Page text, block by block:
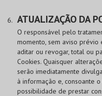
ATUALIZAÇÃO DA
O responsável pelo
momento, sem aviso prévio
aditar ou revogar, total ou
Cookies. Quaisquer
serão imediatamente
à informação e, consoante
possibilidade de prestar